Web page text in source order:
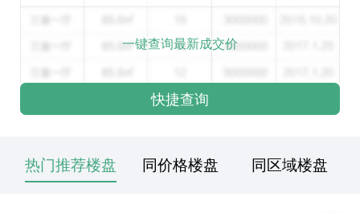
一键查询最新成交价
快捷查询
热门推荐楼盘 同价格楼盘 同区域楼盘